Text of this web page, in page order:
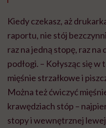
Kiedy czekasz, aż
raportu, nie stój
raz na jedną stopę, raz
podłogi. – Kołysząc się
mięśnie strzałkowe i
Można też ćwiczyć
krawędziach stóp –
stopy i wewnętrznej